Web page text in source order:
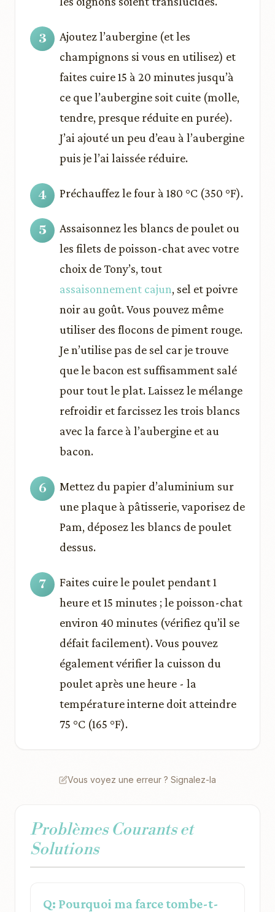
Ajoutez l’aubergine (et les
champignons si vous en utilisez) et
faites cuire 15 à 20 minutes jusqu’à
ce que l’aubergine soit cuite (molle,
tendre, presque réduite en purée).
J’ai ajouté un peu d’eau à l’aubergine
puis je l’ai laissée réduire.
Préchauffez le four à 180 °C (350 °F).
Assaisonnez les blancs de poulet ou
les filets de poisson-chat avec votre
choix de Tony’s, tout
assaisonnement cajun, sel et poivre
noir au goût. Vous pouvez même
utiliser des flocons de piment rouge.
Je n’utilise pas de sel car je trouve
que le bacon est suffisamment salé
pour tout le plat. Laissez le mélange
refroidir et farcissez les trois blancs
avec la farce à l’aubergine et au
bacon.
Mettez du papier d’aluminium sur
une plaque à pâtisserie, vaporisez de
Pam, déposez les blancs de poulet
dessus.
Faites cuire le poulet pendant 1
heure et 15 minutes ; le poisson-chat
environ 40 minutes (vérifiez qu’il se
défait facilement). Vous pouvez
également vérifier la cuisson du
poulet après une heure - la
température interne doit atteindre
75 °C (165 °F).
Vous voyez une erreur ? Signalez-la
Problèmes Courants et
Solutions
Q: Pourquoi ma farce tombe-t-